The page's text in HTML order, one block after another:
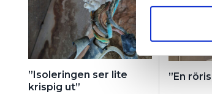
sociala
till de
”Isoleringen ser lite
krispig ut”
”En